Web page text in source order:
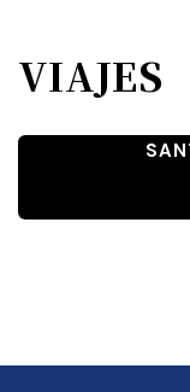
VIAJES